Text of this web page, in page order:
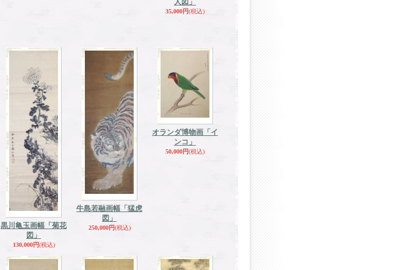
人図」
35,000円(税込)
黒川亀玉画幅「菊花
図」
130,000円(税込)
牛島若融画幅「猛虎
図」
250,000円(税込)
オランダ博物画「イ
ンコ」
50,000円(税込)